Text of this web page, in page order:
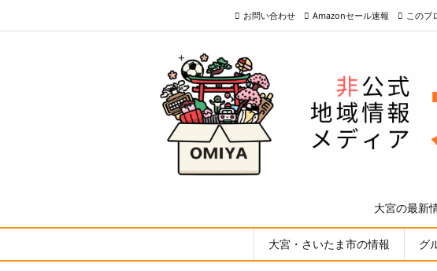
大宮の最新
大宮・さいたま市の情報 グ
お問い合わせ Amazonセール速報 このブ